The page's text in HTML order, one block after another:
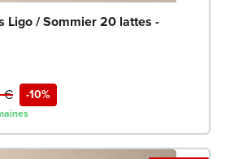
Ligo / Sommier 20 lattes -
-10%
€